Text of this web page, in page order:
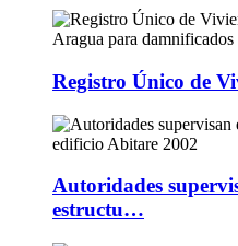
Registro Único de
Autoridades
estructu…